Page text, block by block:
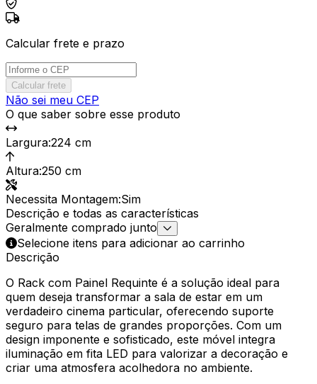
Calcular frete e prazo
Calcular frete
Não sei meu CEP
O que saber sobre esse produto
Largura:224 cm
Altura:250 cm
Necessita Montagem:Sim
Descrição e todas as características
Geralmente comprado junto
Selecione itens para adicionar ao carrinho
Descrição
O Rack com Painel Requinte é a solução ideal para
quem deseja transformar a sala de estar em um
verdadeiro cinema particular, oferecendo suporte
seguro para telas de grandes proporções. Com um
design imponente e sofisticado, este móvel integra
iluminação em fita LED para valorizar a decoração e
criar uma atmosfera acolhedora no ambiente.